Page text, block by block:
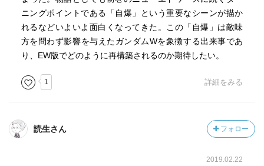
ニングポイントである「自爆」という重要なシーンが描か
れるなどいよいよ面白くなってきた。この「自爆」は敵味
方を問わず影響を与えたガンダムWを象徴する出来事であ
り、EW版でどのように再構築されるのか期待したい。
1 詳細をみる
読生さん フォロー
2019.02.22